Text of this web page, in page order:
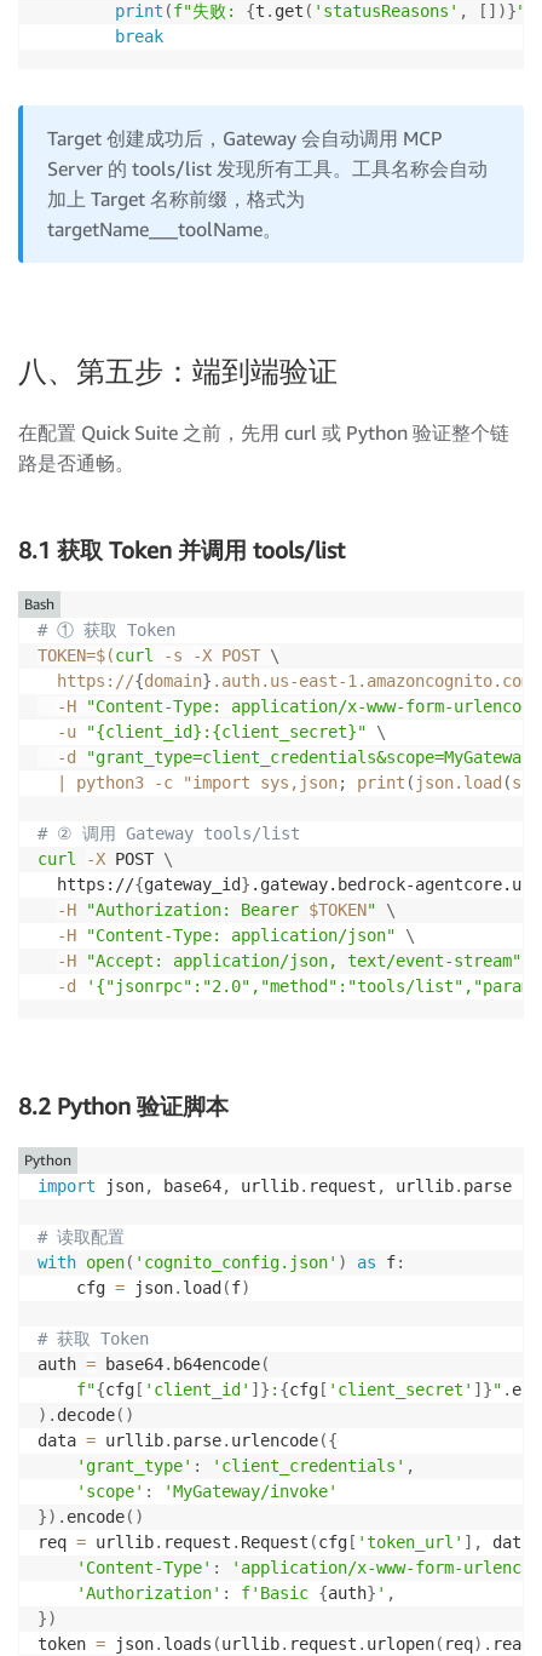
print (f"失败: {t . get ( 'statusReasons' , [ ] )}"
break
Target 创建成功后，Gateway 会自动调用 MCP
Server 的 tools/list 发现所有工具。工具名称会自动
加上 Target 名称前缀，格式为
targetName___toolName。
八、第五步：端到端验证
在配置 Quick Suite 之前，先用 curl 或 Python 验证整个链
路是否通畅。
8.1 获取 Token 并调用 tools/list
# ① 获取 Token
TOKEN=$(curl -s -X POST \
  https://
{domain} .auth.us-east-
-H
"Content-Type: application/x-www-form-
-u
"{client_id}:{client_secret}"
\
-d
python3 -c "import sys,json; print ( json.load (
# ② 调用 Gateway tools/list
curl
-X POST \
  https://
{gateway_id} .gateway.bedrock-
-H
"Authorization: Bearer $TOKEN"
\
-H
"Content-Type: application/json"
\
-H
"Accept: application/json, text/event-stream"
-d
'{"jsonrpc":"2.0","method":"tools/
Bash
8.2 Python 验证脚本
import json, base64, urllib. request , urllib. parse
# 读取配置
with open( 'cognito_config.json' ) as f:
    cfg
= json. load (f)
# 获取 Token
auth = base64. b64encode(
f"{cfg [ 'client_id' ] } : {cfg [ 'client_secret' ] }" .
) . decode( )
data = urllib. parse. urlencode({
'grant_type' : 'client_credentials' ,
'scope' :
'MyGateway/invoke'
}) . encode( )
req = urllib. request . Request (cfg [ 'token_url' ] , data
'Content-Type' :
'application/x-www-form-
'Authorization' : f'Basic {auth} ' ,
})
token = json. loads (urllib. request . urlopen( req) . read
Python